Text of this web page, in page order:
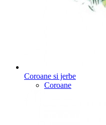
Coroane si jerbe
Coroane